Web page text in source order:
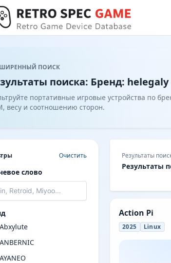
ПОИСК
поиска: Бренд:
портативные игровые устройства по
весу и соотношению сторон.
Очистить
слово
Abxylute
ANBERNIC
AYANEO
Результаты
Результаты
Action Pi
2025 Linux